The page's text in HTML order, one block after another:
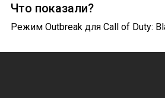
Что показали?
Режим Outbreak для Call of Duty: